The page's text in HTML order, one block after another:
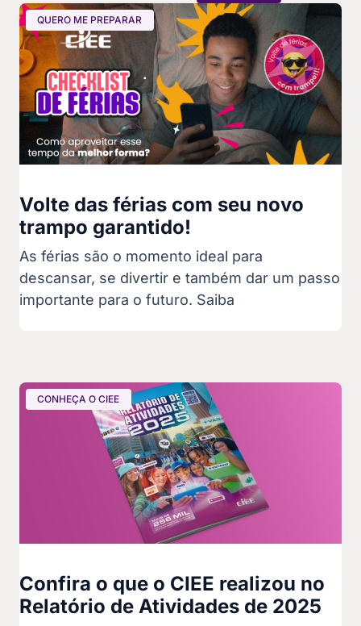
QUERO ME PREPARAR
Volte das férias com seu novo
trampo garantido!
As férias são o momento ideal para
descansar, se divertir e também dar um passo
importante para o futuro. Saiba
CONHEÇA O CIEE
Confira o que o CIEE realizou no
Relatório de Atividades de 2025